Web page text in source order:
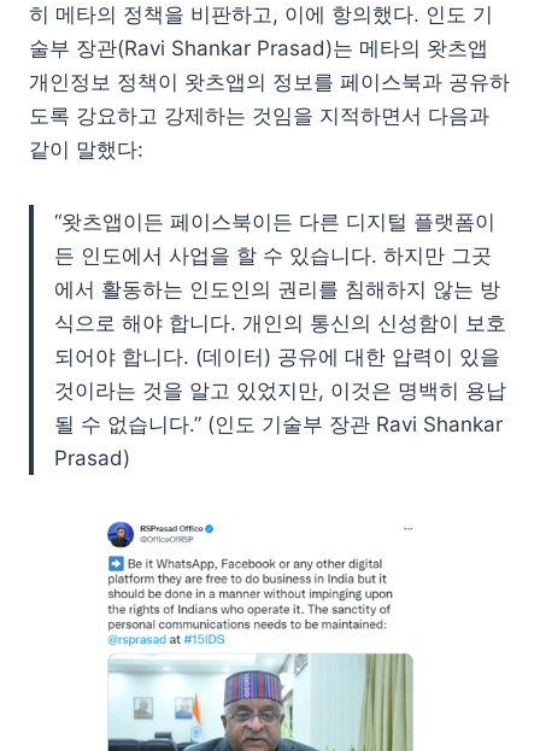
히 메타의 정책을 비판하고, 이에 항의했다. 인도 기
술부 장관(Ravi Shankar Prasad)는 메타의 왓츠앱
개인정보 정책이 왓츠앱의 정보를 페이스북과 공유하
도록 강요하고 강제하는 것임을 지적하면서 다음과
같이 말했다:
“왓츠앱이든 페이스북이든 다른 디지털 플랫폼이
든 인도에서 사업을 할 수 있습니다. 하지만 그곳
에서 활동하는 인도인의 권리를 침해하지 않는 방
식으로 해야 합니다. 개인의 통신의 신성함이 보호
되어야 합니다. (데이터) 공유에 대한 압력이 있을
것이라는 것을 알고 있었지만, 이것은 명백히 용납
될 수 없습니다.” (인도 기술부 장관 Ravi Shankar
Prasad)